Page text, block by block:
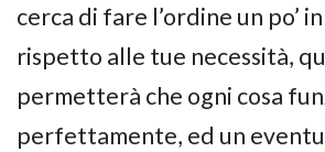
cerca di fare l’ordine un po’
rispetto alle tue necessità,
permetterà che ogni cosa
perfettamente, ed un